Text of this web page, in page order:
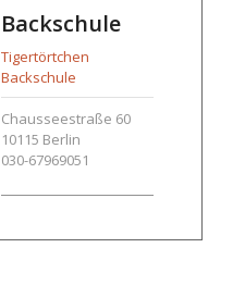
Backschule
Tigertörtchen
Backschule
Chausseestraße 60
10115 Berlin
030-67969051